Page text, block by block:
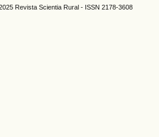
Revista Scientia Rural - ISSN 2178-3608